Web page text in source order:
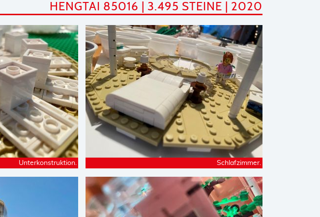
HENGTAI 85016 | 3.495 STEINE | 2020
Unterkonstruktion. Schlafzimmer.